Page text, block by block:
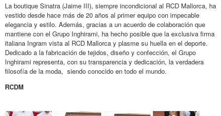
La boutique Sinatra (Jaime III), siempre incondicional al RCD Mallorca, ha
vestido desde hace más de 20 años al primer equipo con impecable
elegancia y estilo. Además, gracias a un acuerdo de colaboración que
mantiene con el Grupo Inghirami, ha hecho posible que la exclusiva firma
italiana Ingram vista al RCD Mallorca y plasme su huella en el deporte.
Dedicado a la fabricación de tejidos, diseño y confección, el Grupo
Inghirami representa, con su transparencia y dedicación, la verdadera
filosofía de la moda, siendo conocido en todo el mundo.
RCDM